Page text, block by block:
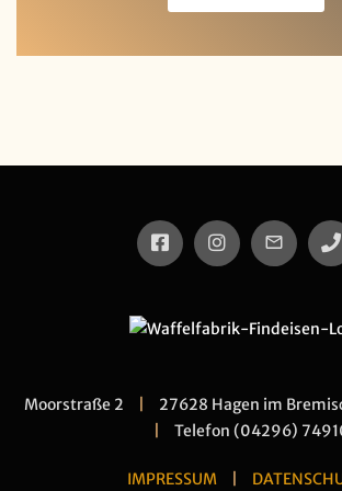
Moorstraße 2
27628 Hagen im
Telefon (04296)
IMPRESSUM